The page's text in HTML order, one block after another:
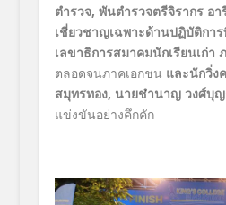
ตำรวจ, พันตำรวจตรีจิรากร อ
เชี่ยวชาญเฉพาะด้านปฏิบัติการ
เลขาธิการสมาคมนักเรียนเก่า
ตลอดจนภาคเอกชน และนักวิ่ง
สมุทรทอง, นายชำนาญ วงศ์บุ
แข่งขันอย่างคึกคัก